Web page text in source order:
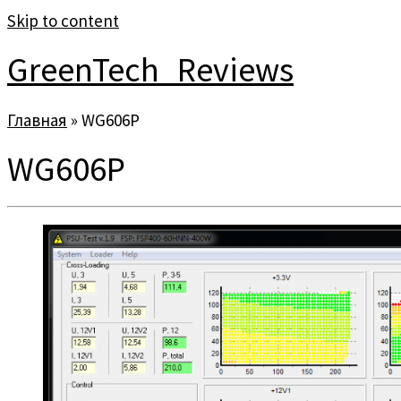
Skip to content
GreenTech_Reviews
Главная » WG606P
WG606P